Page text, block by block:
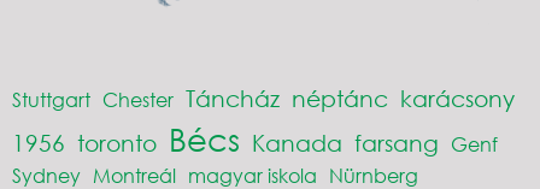
Stuttgart Chester Táncház néptánc karácsony
1956 toronto Bécs Kanada farsang Genf
Sydney Montreál magyar iskola Nürnberg